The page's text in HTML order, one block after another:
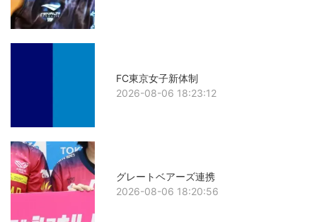
FC東京女子新体制
2026-08-06 18:23:12
グレートベアーズ連携
2026-08-06 18:20:56